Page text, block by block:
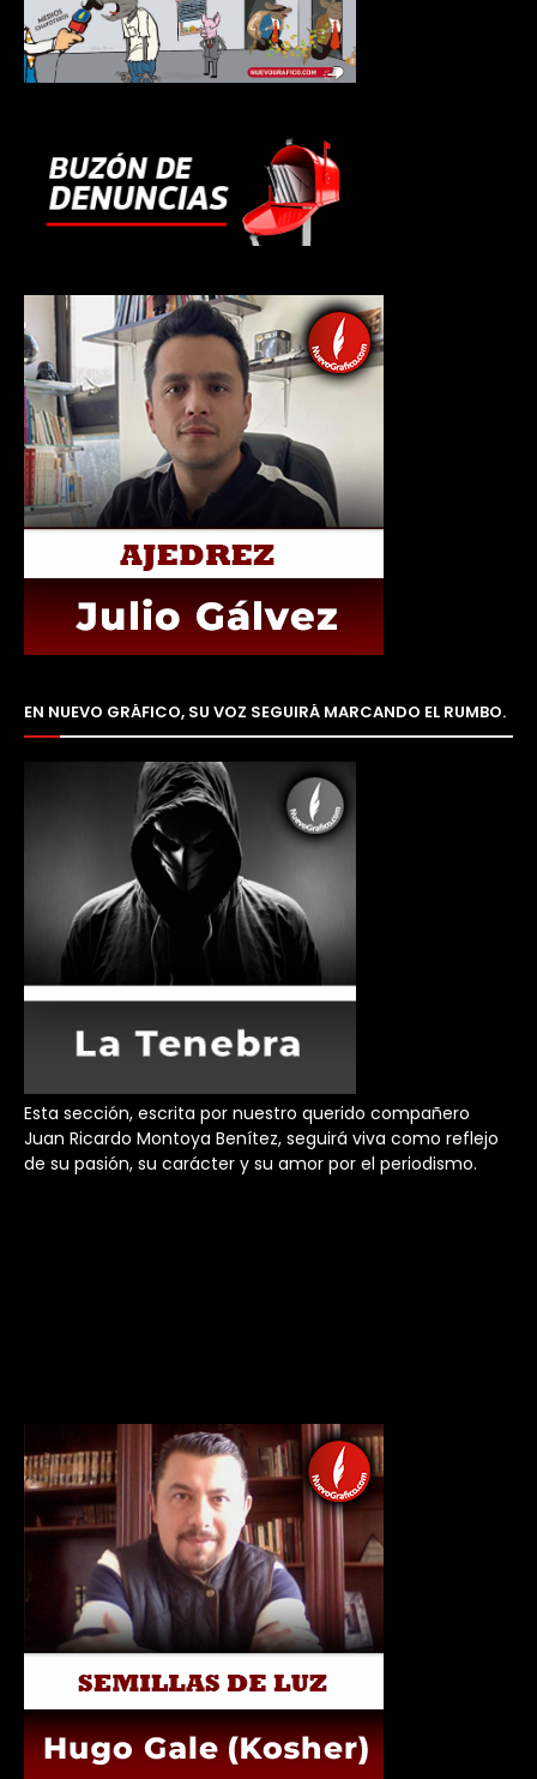
EN NUEVO GRÁFICO, SU VOZ SEGUIRÁ MARCANDO EL RUMBO.
Esta sección, escrita por nuestro querido compañero
Juan Ricardo Montoya Benítez, seguirá viva como reflejo
de su pasión, su carácter y su amor por el periodismo.